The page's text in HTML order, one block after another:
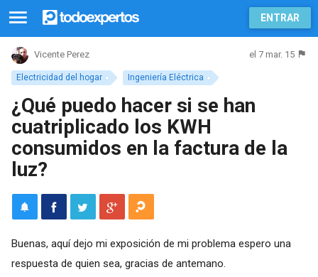
ENTRAR
Electricidad del hogar Ingeniería Eléctrica
Vicente Perez el 7 mar. 15
¿Qué puedo hacer si se han
cuatriplicado los KWH
consumidos en la factura de la
luz?
Buenas, aquí dejo mi exposición de mi problema espero una
respuesta de quien sea, gracias de antemano.